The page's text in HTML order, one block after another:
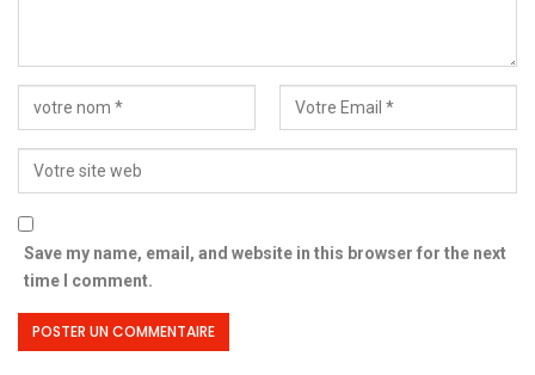
Save my name, email, and website in this browser for the next
time I comment.